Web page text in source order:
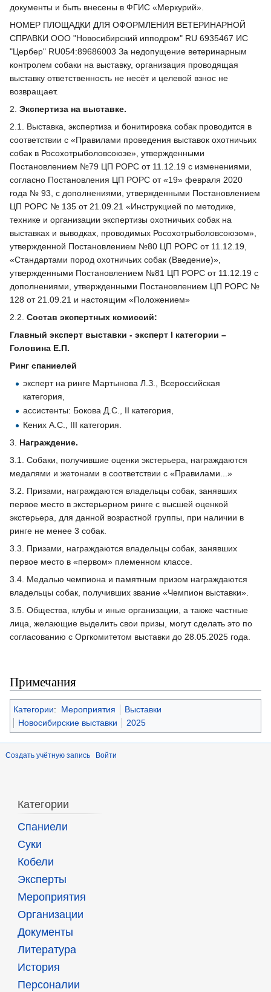
документы и быть внесены в ФГИС «Меркурий».
НОМЕР ПЛОЩАДКИ ДЛЯ ОФОРМЛЕНИЯ ВЕТЕРИНАРНОЙ
СПРАВКИ ООО "Новосибирский ипподром" RU 6935467 ИС
"Цербер" RU054:89686003 За недопущение ветеринарным
контролем собаки на выставку, организация проводящая
выставку ответственность не несёт и целевой взнос не
возвращает.
2. Экспертиза на выставке.
2.1. Выставка, экспертиза и бонитировка собак проводится в
соответствии с «Правилами проведения выставок охотничьих
собак в Росохотрыболовсоюзе», утвержденными
Постановлением №79 ЦП РОРС от 11.12.19 с изменениями,
согласно Постановления ЦП РОРС от «19» февраля 2020
года № 93, с дополнениями, утвержденными Постановлением
ЦП РОРС № 135 от 21.09.21 «Инструкцией по методике,
технике и организации экспертизы охотничьих собак на
выставках и выводках, проводимых Росохотрыболовсоюзом»,
утвержденной Постановлением №80 ЦП РОРС от 11.12.19,
«Стандартами пород охотничьих собак (Введение)»,
утвержденными Постановлением №81 ЦП РОРС от 11.12.19 с
дополнениями, утвержденными Постановлением ЦП РОРС №
128 от 21.09.21 и настоящим «Положением»
2.2. Состав экспертных комиссий:
Главный эксперт выставки - эксперт I категории –
Головина Е.П.
Ринг спаниелей
эксперт на ринге Мартынова Л.З., Всероссийская
категория,
ассистенты: Бокова Д.С., II категория,
Кених А.С., III категория.
3. Награждение.
3.1. Собаки, получившие оценки экстерьера, награждаются
медалями и жетонами в соответствии с «Правилами...»
3.2. Призами, награждаются владельцы собак, занявших
первое место в экстерьерном ринге с высшей оценкой
экстерьера, для данной возрастной группы, при наличии в
ринге не менее 3 собак.
3.3. Призами, награждаются владельцы собак, занявших
первое место в «первом» племенном классе.
3.4. Медалью чемпиона и памятным призом награждаются
владельцы собак, получивших звание «Чемпион выставки».
3.5. Общества, клубы и иные организации, а также частные
лица, желающие выделить свои призы, могут сделать это по
согласованию с Оргкомитетом выставки до 28.05.2025 года.
Примечания
Категории: Мероприятия
Выставки
Новосибирские выставки
2025
Создать учётную запись Войти
Категории
Спаниели
Суки
Кобели
Эксперты
Мероприятия
Организации
Документы
Литература
История
Персоналии